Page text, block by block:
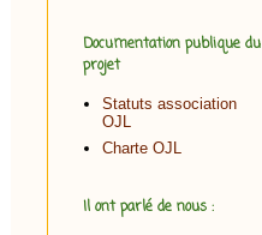
Documentation publique du
projet
Statuts association
OJL
Charte OJL
Il ont parlé de nous :